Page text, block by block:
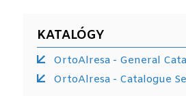
KATALÓGY
OrtoAlresa - General
OrtoAlresa - Catalogue